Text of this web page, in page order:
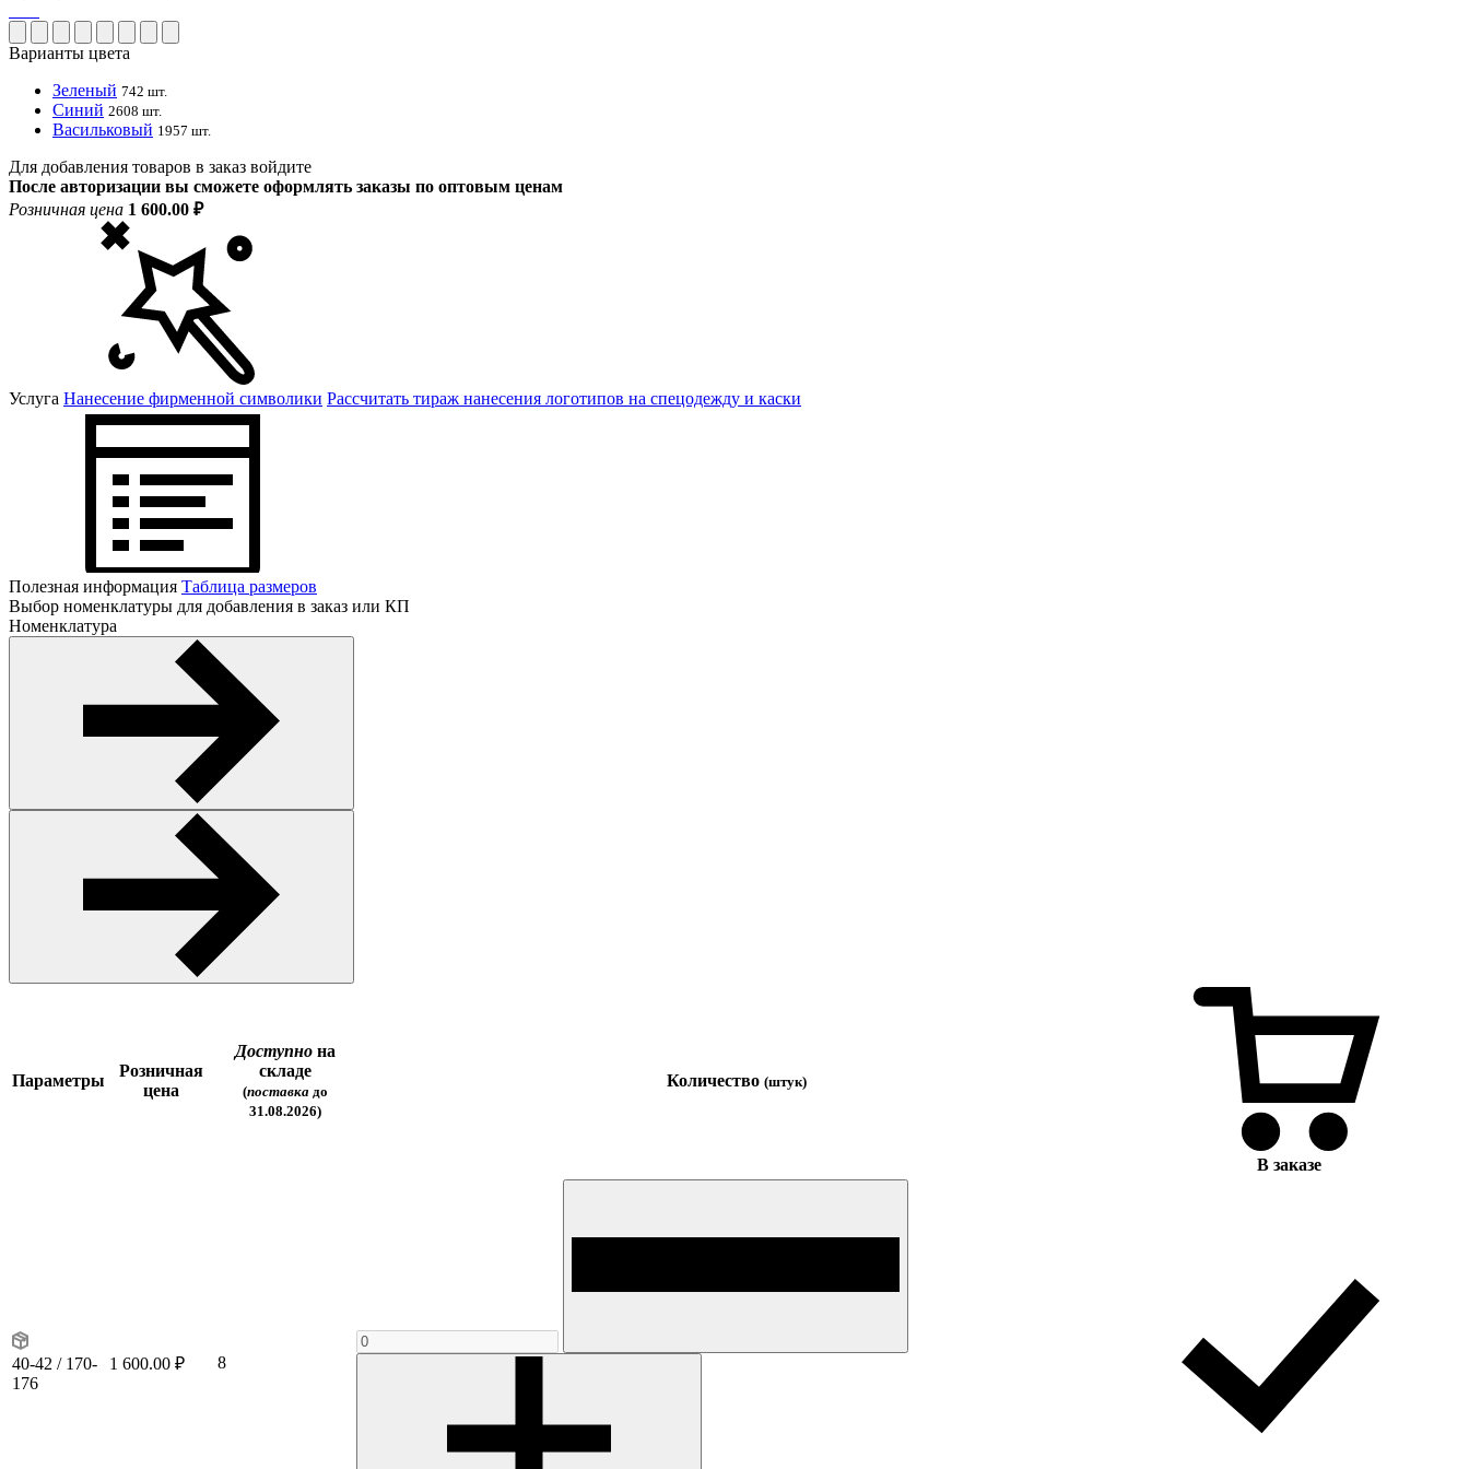
Варианты цвета
Зеленый 742 шт.
Синий 2608 шт.
Васильковый 1957 шт.
Для добавления товаров в заказ войдите
После авторизации вы сможете оформлять заказы по оптовым ценам
Розничная цена 1 600.00 ₽
Услуга Нанесение фирменной символики Рассчитать тираж нанесения логотипов на спецодежду и каски
Полезная информация Таблица размеров
Выбор номенклатуры для добавления в заказ или КП
Номенклатура
Параметры
Розничная
цена
Доступно на
складе
(поставка до
31.08.2026)
Количество (штук)
В заказе
40-42 / 170-
176
1 600.00 ₽ 8